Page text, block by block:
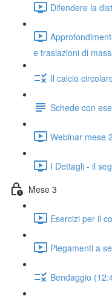
Difendere la
e traslazioni di
Il calcio
Schede con
Webinar mese
I Dettagli - il
Mese 3
Esercizi per il
Piegamenti a
Bendaggio